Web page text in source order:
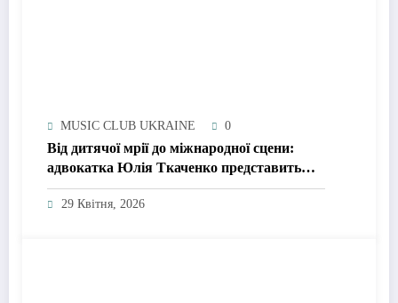
MUSIC CLUB UKRAINE 0
Від дитячої мрії до міжнародної сцени:
адвокатка Юлія Ткаченко представить
Україну на MrsGlobe 2026
29 Квітня, 2026